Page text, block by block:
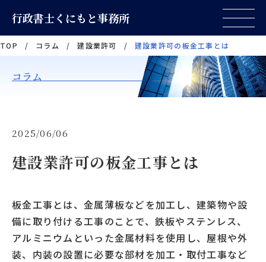
行政書士くにもと事務所
TOP / コラム / 建設業許可 / 建設業許可の板金工事とは
コラム
2025/06/06
建設業許可の板金工事とは
板金工事とは、金属薄板などを加工し、建築物や設
備に取り付ける工事のことで、鉄板やステンレス、
アルミニウムといった金属材料を使用し、屋根や外
装、内装の設置に必要な部材を加工・取付工事など